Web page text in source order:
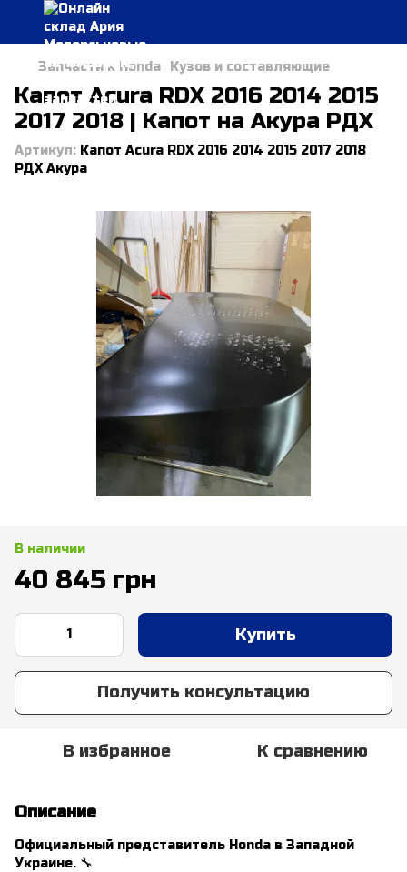
Запчасти к Honda Кузов и составляющие
Капот Acura RDX 2016 2014 2015
2017 2018 | Капот на Акура РДХ
Артикул: Капот Acura RDX 2016 2014 2015 2017 2018
РДХ Акура
В наличии
40 845 грн
Купить
Получить консультацию
В избранное К сравнению
Описание
Официальный представитель Honda в Западной
Украине. 🔧